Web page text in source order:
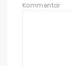
Kommentar